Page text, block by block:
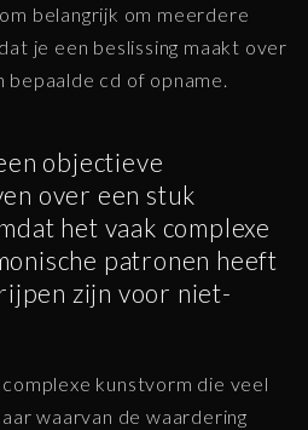
belangrijk om meerdere
je een beslissing maakt over
cd of opname.
objectieve
over een stuk
het vaak complexe
patronen heeft
zijn voor niet-
kunstvorm die veel
waarvan de waardering